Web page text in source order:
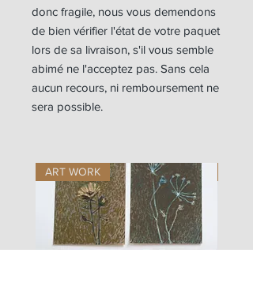
donc fragile, nous vous demendons
de bien vérifier l'état de votre paquet
lors de sa livraison, s'il vous semble
abimé ne l'acceptez pas. Sans cela
aucun recours, ni remboursement ne
sera possible.
ART WORK